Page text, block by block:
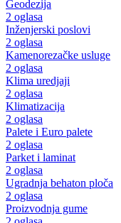
Geodezija
2 oglasa
Inženjerski poslovi
2 oglasa
Kamenorezačke usluge
2 oglasa
Klima uredjaji
2 oglasa
Klimatizacija
2 oglasa
Palete i Euro palete
2 oglasa
Parket i laminat
2 oglasa
Ugradnja behaton ploča
2 oglasa
Proizvodnja gume